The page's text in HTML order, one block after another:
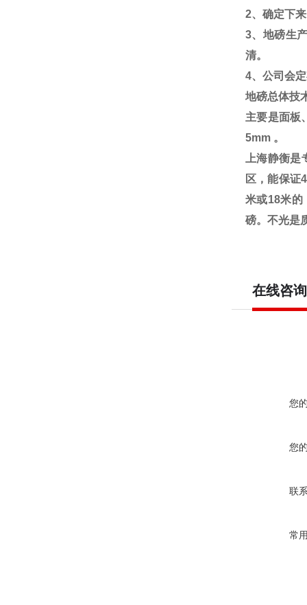
2、确定下
3、地磅生
清。
4、公司会
地磅总体技
主要是面板
5mm 。
上海静衡
区，能保证
米或18米的
磅。不光是
在线咨询
您
您
联
常